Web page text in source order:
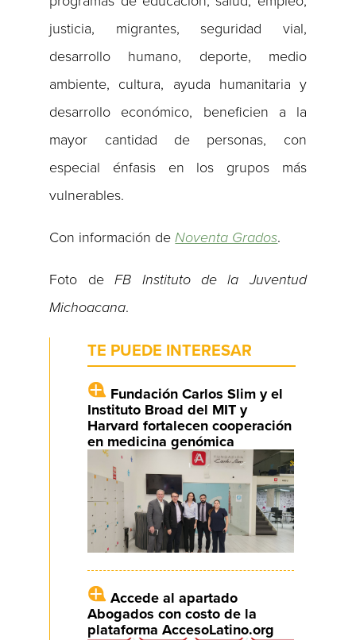
justicia, migrantes, seguridad vial,
desarrollo humano, deporte, medio
ambiente, cultura, ayuda humanitaria y
desarrollo económico, beneficien a la
mayor cantidad de personas, con
especial énfasis en los grupos más
vulnerables.
Con información deNoventa Grados.
Foto deFB Instituto de la Juventud
Michoacana.
TE PUEDE INTERESAR
Fundación Carlos Slim y el
Instituto Broad del MIT y
Harvard fortalecen cooperación
en medicina genómica
Accede al apartado
Abogados con costo de la
plataforma AccesoLatino.org